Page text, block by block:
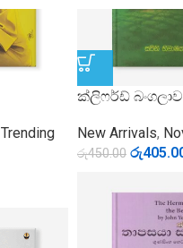
Trending
ක්ලිෆර්ඩ් බංගලාව
New Arrivals,
රු450.00 රු